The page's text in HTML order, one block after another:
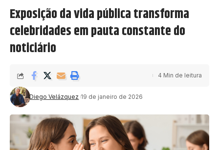
Exposição da vida pública transforma
celebridades em pauta constante do
noticiário
Diego Velázquez 19 de janeiro de 2026
4 Min de leitura